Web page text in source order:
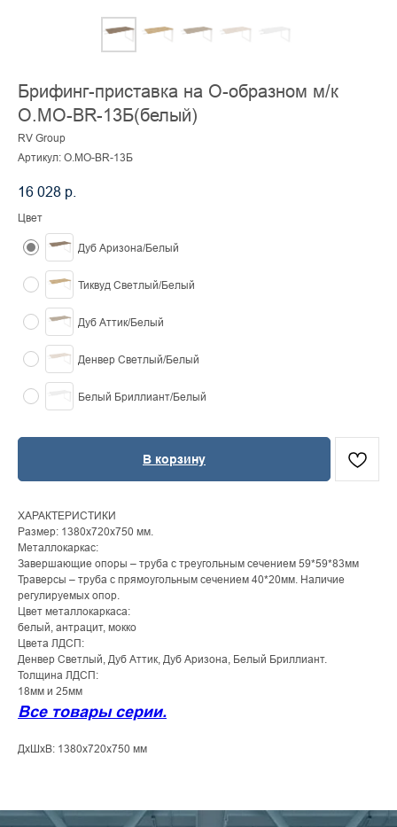
Брифинг-приставка на О-образном м/к
O.MO-BR-13Б(белый)
RV Group
Артикул: O.MO-BR-13Б
16 028 р.
Цвет
Дуб Аризона/Белый
Тиквуд Светлый/Белый
Дуб Аттик/Белый
Денвер Светлый/Белый
Белый Бриллиант/Белый
В корзину
ХАРАКТЕРИСТИКИ
Размер: 1380x720x750 мм.
Металлокаркас:
Завершающие опоры – труба с треугольным сечением 59*59*83мм
Траверсы – труба с прямоугольным сечением 40*20мм. Наличие
регулируемых опор.
Цвет металлокаркаса:
белый, антрацит, мокко
Цвета ЛДСП:
Денвер Светлый, Дуб Аттик, Дуб Аризона, Белый Бриллиант.
Толщина ЛДСП:
18мм и 25мм
Все товары серии.
ДxШxВ: 1380x720x750 мм